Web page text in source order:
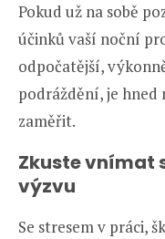
Pokud už na sobě
účinků vaší noční
odpočatější,
podráždění, je hned
zaměřit.
Zkuste vnímat
výzvu
Se stresem v práci,